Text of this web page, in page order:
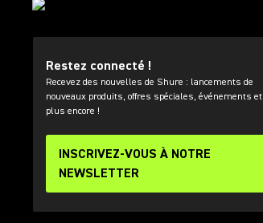
Restez connecté !
Recevez des nouvelles de Shure : lancements de
nouveaux produits, offres spéciales, événements et
plus encore !
INSCRIVEZ-VOUS À NOTRE
NEWSLETTER